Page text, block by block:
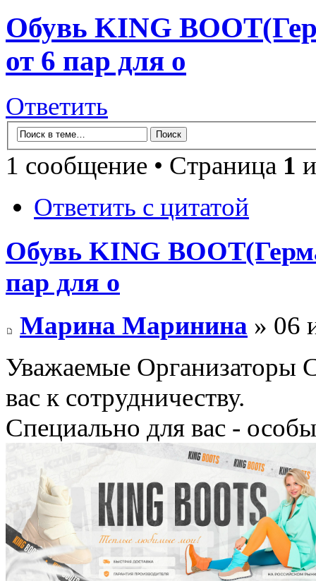
Обувь KING
от 6 пар для о
Ответить
1 сообщение • Страница 1
Ответить с цитатой
Обувь KING
пар для о
Марина Маринина » 06
Уважаемые Организаторы
вас к сотрудничеству.
Специально для вас -